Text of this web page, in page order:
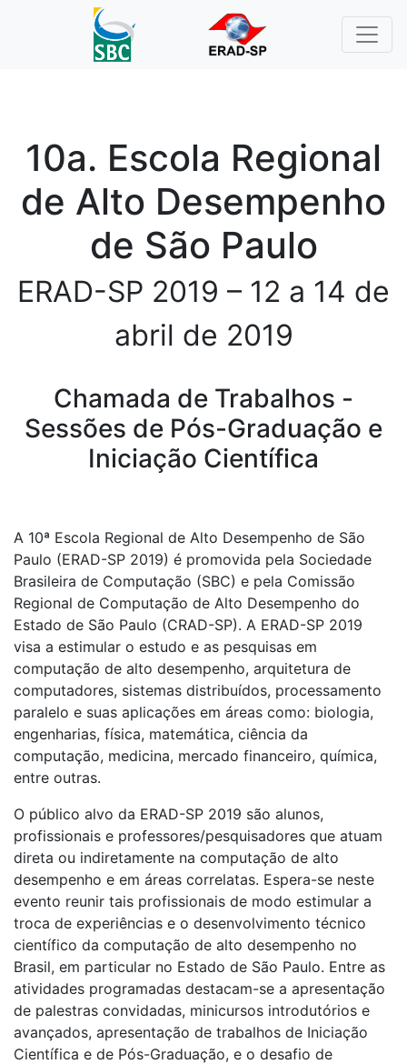
10a. Escola Regional
de Alto Desempenho
de São Paulo
ERAD-SP 2019 – 12 a 14 de
abril de 2019
Chamada de Trabalhos -
Sessões de Pós-Graduação e
Iniciação Científica
A 10ª Escola Regional de Alto Desempenho de São
Paulo (ERAD-SP 2019) é promovida pela Sociedade
Brasileira de Computação (SBC) e pela Comissão
Regional de Computação de Alto Desempenho do
Estado de São Paulo (CRAD-SP). A ERAD-SP 2019
visa a estimular o estudo e as pesquisas em
computação de alto desempenho, arquitetura de
computadores, sistemas distribuídos, processamento
paralelo e suas aplicações em áreas como: biologia,
engenharias, física, matemática, ciência da
computação, medicina, mercado financeiro, química,
entre outras.
O público alvo da ERAD-SP 2019 são alunos,
profissionais e professores/pesquisadores que atuam
direta ou indiretamente na computação de alto
desempenho e em áreas correlatas. Espera-se neste
evento reunir tais profissionais de modo estimular a
troca de experiências e o desenvolvimento técnico
científico da computação de alto desempenho no
Brasil, em particular no Estado de São Paulo. Entre as
atividades programadas destacam-se a apresentação
de palestras convidadas, minicursos introdutórios e
avançados, apresentação de trabalhos de Iniciação
Científica e de Pós-Graduação, e o desafio de